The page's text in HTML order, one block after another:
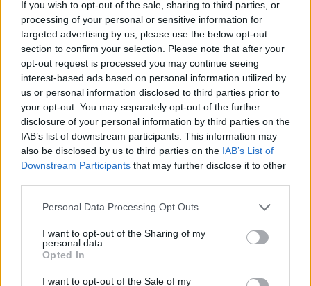
If you wish to opt-out of the sale, sharing to third parties, or
processing of your personal or sensitive information for
targeted advertising by us, please use the below opt-out
section to confirm your selection. Please note that after your
opt-out request is processed you may continue seeing
interest-based ads based on personal information utilized by
us or personal information disclosed to third parties prior to
your opt-out. You may separately opt-out of the further
disclosure of your personal information by third parties on the
IAB’s list of downstream participants. This information may
also be disclosed by us to third parties on the IAB’s List of
Downstream Participants that may further disclose it to other
Please note that this website/app uses one or more Google
not limited to your visit or usage behaviour. You may click to
grant or deny consent to Google and its third-party tags to
use your data for below specified purposes in below Google
consent section.
Personal Data Processing Opt Outs
I want to opt-out of the Sharing of my
personal data.
Opted In
I want to opt-out of the Sale of my
hiteles adatként kezeljük. András herceg Vazul másodszülött
fia volt,
minden történelmi tartalmunkhoz:
A legújabb Rubicon-lapszámok
Több mint 370 korábbi lapszámunk
tartalma
Rubicon Online rovatok cikkei
Hirdetésmentes olvasó felület